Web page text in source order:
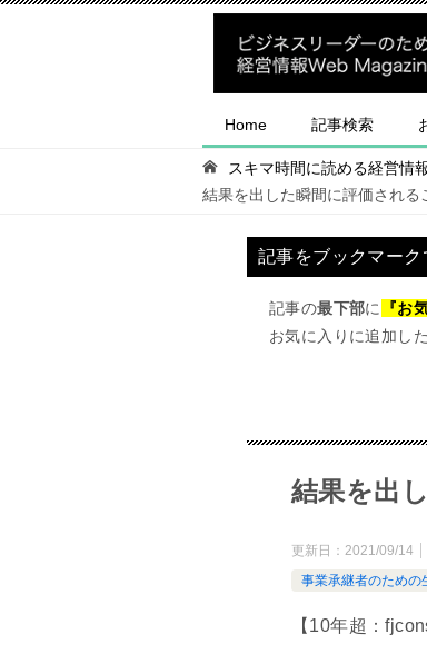
Home 記事検索
スキマ時間に読める経営情
結果を出した瞬間に評価される
記事をブックマー
記事の最下部に 『お
お気に入りに追加し
結果を出
更新日： 2021/09/14
事業承継者のための
【10年超：